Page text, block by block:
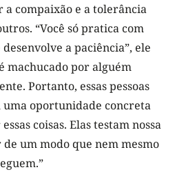
a compaixão e a tolerância
“Você só pratica com
a paciência”, ele
machucado por alguém
Portanto, essas pessoas
uma oportunidade concreta
coisas. Elas testam nossa
um modo que nem mesmo